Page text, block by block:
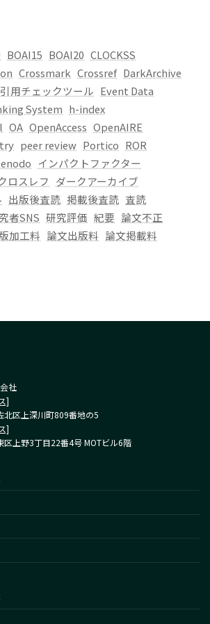
BOAI15 BOAI20 CLOCKSS
Crossmark Crossref DarkArchive
用チェックツール Event Data
System h-index
OA OpenAccess OpenAIRE
peer review Portico ROR
インパクトファクター
ロスレフ ダークアーカイブ
出版後査読 掲載後査読 査読
者SNS 研究評価 紀要 論文不正
加工料 論文出版料 論文掲載料
社
]
区上深川町809番地の5
]
上野3丁目22番4号 MOTビル6階